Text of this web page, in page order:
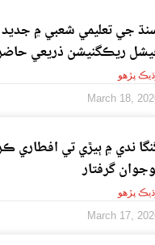
جي تعليمي شعبي ۾
ريڪگنيشن ذريعي
پڙهو
March 18,
گرفتار
پڙهو
March 17,